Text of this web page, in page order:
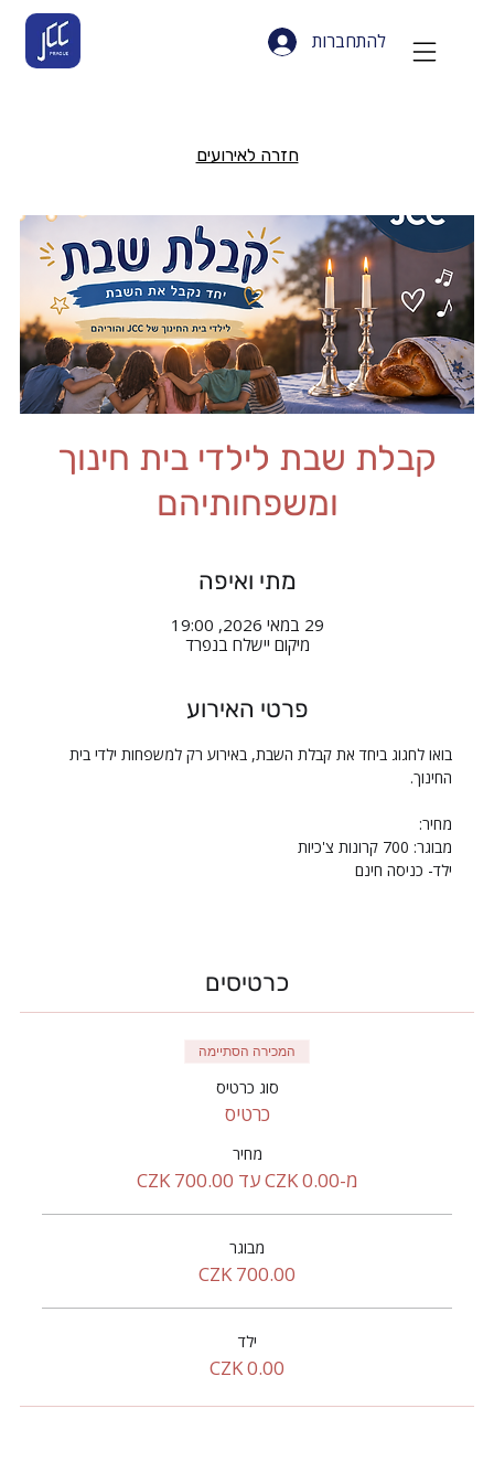
להתחברות
חזרה לאירועים
קבלת שבת לילדי בית חינוך
ומשפחותיהם
מתי ואיפה
29 במאי 2026, 19:00
מיקום יישלח בנפרד
פרטי האירוע
בואו לחגוג ביחד את קבלת השבת, באירוע רק למשפחות ילדי בית
החינוך.
מחיר:
מבוגר: 700 קרונות צ'כיות
ילד- כניסה חינם
כרטיסים
המכירה הסתיימה
סוג כרטיס
כרטיס
מחיר
מ-‏0.00 ‏CZK עד ‏700.00 ‏CZK
מבוגר
ילד